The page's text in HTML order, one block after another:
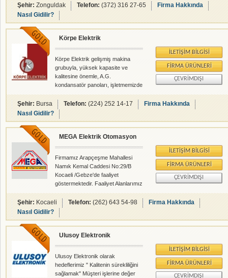
firmamızdır.
Şehir:Zonguldak Telefon:(372) 316 27-65
Firma Hakkında
Nasıl Gidilir?
Körpe Elektrik
Körpe Elektrik gelişmiş makina
grubuyla, yüksek kapasite ve
kalitesine önemle, A.G.
kondansatör panoları, işletmemizde
tesislerin özel ihtiyaçlarına uygun
olarak orta ve alçak gerilim şalt ve
kontrol panoları, özel saç kanal,
isteğe uygun makina saç aksamları
imalleri yapmaktadır. Firmamız
tarafından en kaliteli bileşenler ve
materyallerle üretilen şalt panolar
hizmet vermektedir. Yapacağımız
kadromuzla, hazırlanan projeler
doğrultusunda O.G. şalt tesisl
İLETIŞIM BILGISI
FIRMA ÜRÜNLERI
ÇEVRIMDIŞI
Şehir:Bursa Telefon:(224) 252 14-17
Firma Hakkında
Nasıl Gidilir?
MEGA Elektrik Otomasyon
Firmamız Arapçeşme Mahallesi
Namık Kemal Caddesi No:29/B
Kocaeli /Gebze'de faaliyet
göstermektedir. Faaliyet Alanlarımız
Fabrika , Toplu Konut, İş
merkezleri, Hastane ve Villaların
Elektrik Tesisatı, Kamera Güvenlik
Sistemleri, Hırsız Alarm Sistemleri,
Yangın İhbar Sistemleri ve
Otomasyon alanında faaliyet
göstermektedir.
İLETIŞIM BILGISI
FIRMA ÜRÜNLERI
ÇEVRIMDIŞI
Şehir:Kocaeli Telefon:(262) 643 54-98
Firma Hakkında
Nasıl Gidilir?
Ulusoy Elektronik
Ulusoy Elektronik olarak
hedeflerimiz " Kalitenin sürekliliğini
sağlamak" Müşteri işlerine değer
İLETIŞIM BILGISI
FIRMA ÜRÜNLERI
ÇEVRIMDIŞI